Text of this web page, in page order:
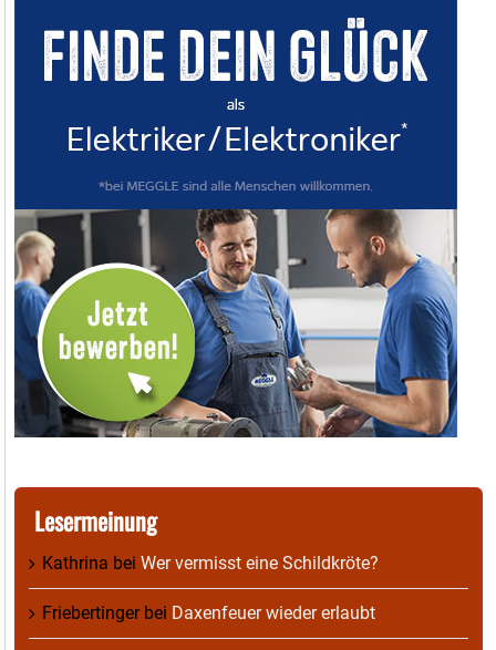
Lesermeinung
Kathrina bei Wer vermisst eine Schildkröte?
Friebertingerbei Daxenfeuer wieder erlaubt